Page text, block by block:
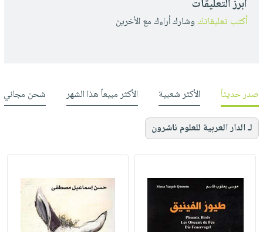
أبرز التعليقات
أكتب تعليقاتك وشارك أراءك مع الأخرين
صدر حديثاً الأكثر شعبية الأكثر مبيعاً هذا الشهر شحن مجاني
لـ الدار العربية للعلوم ناشرون